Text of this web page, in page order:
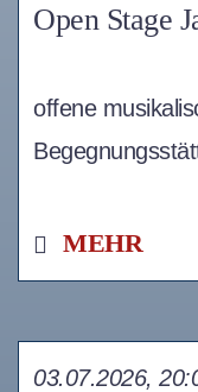
Open Stage
offene
MEHR
03.07.2026,